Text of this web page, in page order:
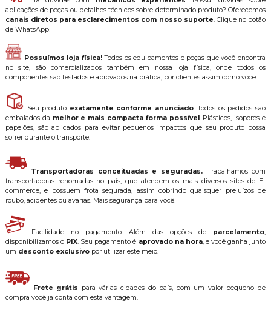
aplicações de peças ou detalhes técnicos sobre determinado produto? Oferecemos
canais diretos para esclarecimentos com nosso suporte. Clique no botão
de WhatsApp!
Possuímos loja física!Todos os equipamentos e peças que você encontra
no site, são comercializados também em nossa loja física, onde todos os
componentes são testados e aprovados na prática, por clientes assim como você.
Seu produto exatamente conforme anunciado. Todos os pedidos são
embalados da melhor e mais compacta forma possível . Plásticos, isopores e
papelões, são aplicados para evitar pequenos impactos que seu produto possa
sofrer durante o transporte.
Transportadoras conceituadas e seguradas. Trabalhamos com
transportadoras renomadas no país, que atendem os mais diversos sites de E-
commerce, e possuem frota segurada, assim cobrindo quaisquer prejuízos de
roubo, acidentes ou avarias. Mais segurança para você!
Facilidade no pagamento. Além das opções de parcelamento,
disponibilizamos o PIX. Seu pagamento é aprovado na hora, e você ganha junto
um desconto exclusivopor utilizar este meio.
Frete grátis para várias cidades do país, com um valor pequeno de
compra você já conta com esta vantagem.